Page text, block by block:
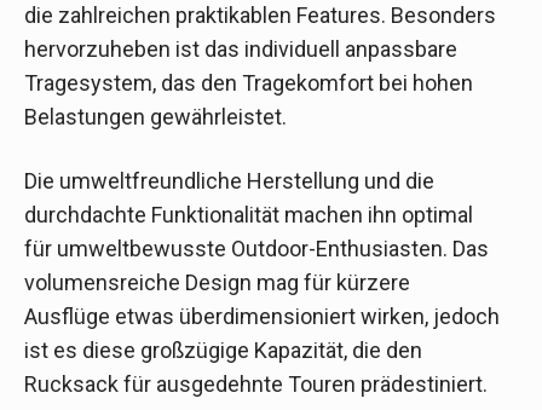
die zahlreichen praktikablen Features. Besonders
hervorzuheben ist das individuell anpassbare
Tragesystem, das den Tragekomfort bei hohen
Belastungen gewährleistet.
Die umweltfreundliche Herstellung und die
durchdachte Funktionalität machen ihn optimal
für umweltbewusste Outdoor-Enthusiasten. Das
volumensreiche Design mag für kürzere
Ausflüge etwas überdimensioniert wirken, jedoch
ist es diese großzügige Kapazität, die den
Rucksack für ausgedehnte Touren prädestiniert.